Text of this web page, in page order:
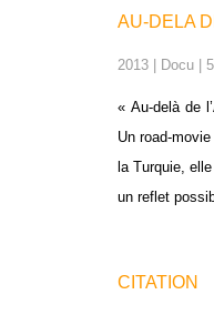
AU-DELA
2013 | Docu |
« Au-delà de
Un road-
la Turquie,
un reflet
CITATION